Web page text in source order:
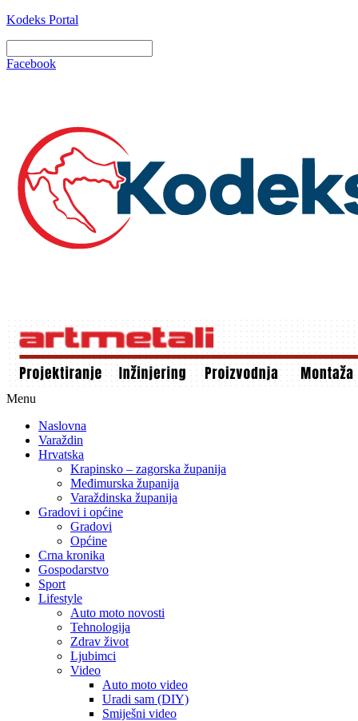
Kodeks Portal
Facebook
Menu
Naslovna
Varaždin
Hrvatska
Krapinsko – zagorska županija
Međimurska županija
Varaždinska županija
Gradovi i općine
Gradovi
Općine
Crna kronika
Gospodarstvo
Sport
Lifestyle
Auto moto novosti
Tehnologija
Zdrav život
Ljubimci
Video
Auto moto video
Uradi sam (DIY)
Smiješni video